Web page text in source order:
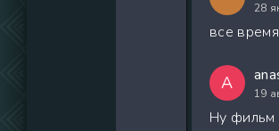
28
все
A 19
Ну фильм